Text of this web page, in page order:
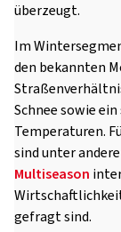
überzeugt.
Im
den bekannten
Schnee sowie
Temperaturen.
sind unter
Multiseason
gefragt sind.